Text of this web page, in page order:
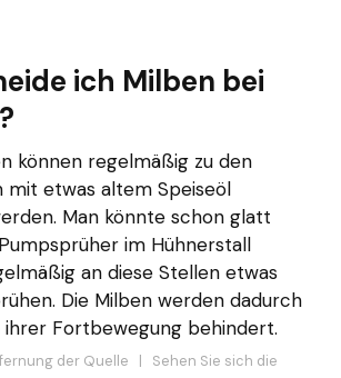
ich Milben bei
können regelmäßig zu den
mit etwas altem Speiseöl
Man könnte schon glatt
im Hühnerstall
an diese Stellen etwas
Die Milben werden dadurch
Fortbewegung behindert.
der Quelle | Sehen Sie sich die